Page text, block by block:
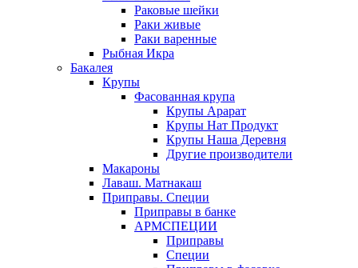
Раковые шейки
Раки живые
Раки варенные
Рыбная Икра
Бакалея
Крупы
Фасованная крупа
Крупы Арарат
Крупы Нат Продукт
Крупы Наша Деревня
Другие производители
Макароны
Лаваш. Матнакаш
Приправы. Специи
Приправы в банке
АРМСПЕЦИИ
Приправы
Специи